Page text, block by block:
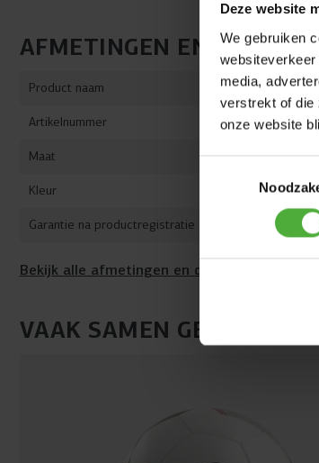
Deze website
We gebruiken
media,
verstrekt of die
onze website
AFMETINGEN EN DETAILS
Product naam
Artikelnummer
Maat
Kleur
Garantie na productregistratie
Bekijk alle afmetingen en details
VAAK SAMEN GEKOCHT